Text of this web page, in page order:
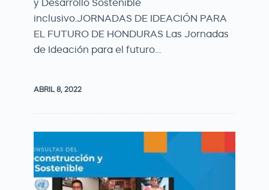
y Desarrollo Sostenible
inclusivo.JORNADAS DE IDEACIÓN PARA
EL FUTURO DE HONDURAS Las Jornadas
de Ideación para el futuro…
ABRIL 8, 2022